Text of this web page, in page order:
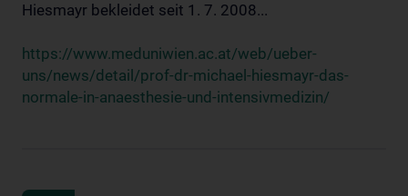
Hiesmayr bekleidet seit 1. 7. 2008...
https://www.meduniwien.ac.at/web/ueber-
uns/news/detail/prof-dr-michael-hiesmayr-das-
normale-in-anaesthesie-und-intensivmedizin/